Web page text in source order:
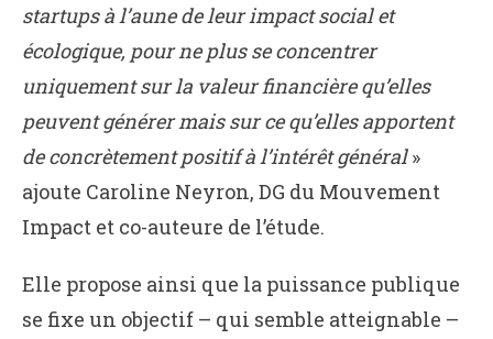
startups à l’aune de leur impact social et
écologique, pour ne plus se concentrer
uniquement sur la valeur financière qu’elles
peuvent générer mais sur ce qu’elles apportent
de concrètement positif à l’intérêt général»
ajoute Caroline Neyron, DG du Mouvement
Impact et co-auteure de l’étude.
Elle propose ainsi que la puissance publique
se fixe un objectif – qui semble atteignable –